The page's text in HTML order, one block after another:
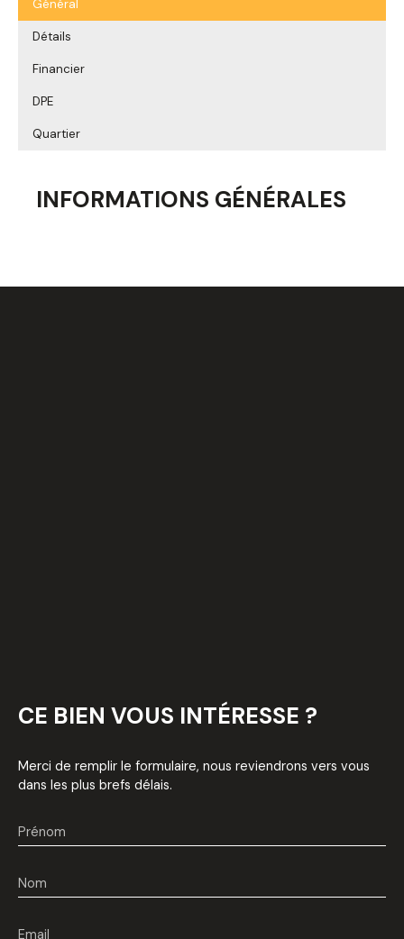
Général
Détails
Financier
DPE
Quartier
INFORMATIONS GÉNÉRALES
CE BIEN VOUS INTÉRESSE ?
Merci de remplir le formulaire, nous reviendrons vers vous
dans les plus brefs délais.
Prénom
Nom
Email